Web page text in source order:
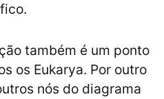
também é um ponto
os Eukarya. Por outro
nós do diagrama